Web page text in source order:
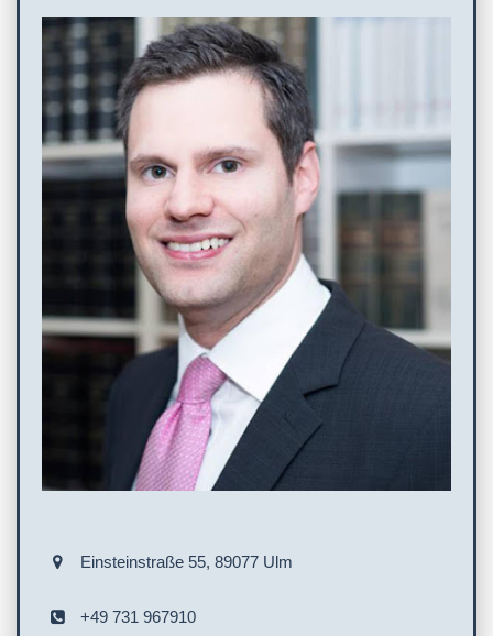
Einsteinstraße 55, 89077 Ulm
+49 731 967910